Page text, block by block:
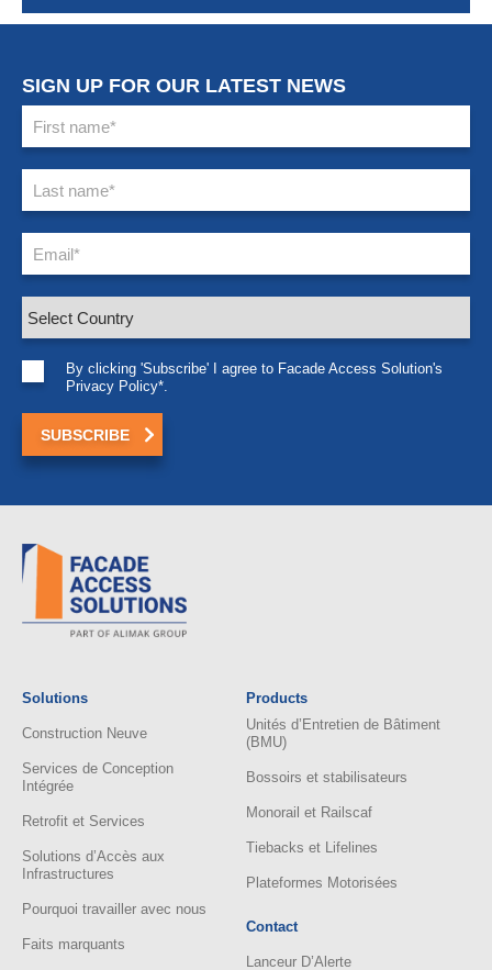
SIGN UP FOR OUR LATEST NEWS
By clicking 'Subscribe' I agree to Facade Access Solution's
Privacy Policy*.
Solutions
Construction Neuve
Services de Conception
Intégrée
Retrofit et Services
Solutions d’Accès aux
Infrastructures
Pourquoi travailler avec nous
Faits marquants
Products
Unités d’Entretien de Bâtiment
(BMU)
Bossoirs et stabilisateurs
Monorail et Railscaf
Tiebacks et Lifelines
Plateformes Motorisées
Contact
Lanceur D’Alerte